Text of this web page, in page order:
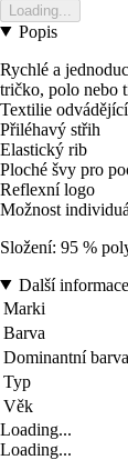
Loading...
Popis
Rychlé a
tričko, polo nebo
Textilie
Přiléhavý střih
Elastický rib
Ploché švy pro
Reflexní logo
Možnost
Složení: 95 %
Další informace
Marki
Barva
Dominantní barva
Typ
Věk
Loading...
Loading...